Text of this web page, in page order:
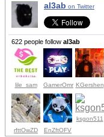
al3ab on Twitter
622 people follow al3ab
lile_sam GamerOmr KGershen
rfttOwZD EnZftOFV
ksgon511